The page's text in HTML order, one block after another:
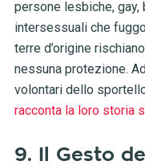
persone lesbiche,
intersessuali che
terre d’origine
nessuna protezione.
volontari dello
racconta la loro storia
9. Il Gesto